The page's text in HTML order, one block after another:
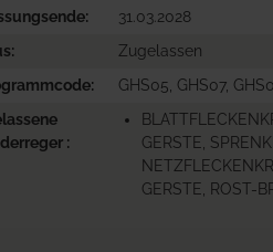
31.03.2028
Zugelassen
GHS05, GHS07,
GERSTE,
GERSTE, ROST-